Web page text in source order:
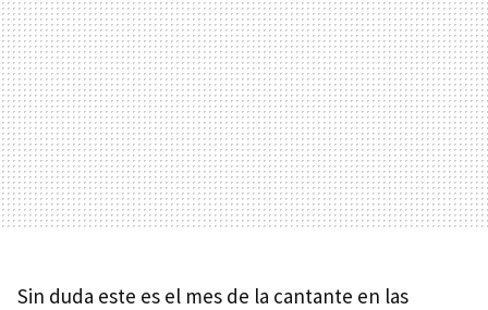
Sin duda este es el mes de la cantante en las